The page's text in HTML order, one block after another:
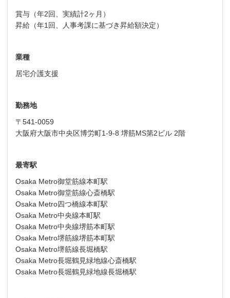
賞与（年2回、実績計2ヶ月）
昇給（年1回、人事考課に基づき昇給額決定）
業種
居宅介護支援
勤務地
〒541-0059
大阪府大阪市中央区博労町1-9-8 堺筋MS第2ビル 2階
最寄駅
Osaka Metro御堂筋線本町駅
Osaka Metro御堂筋線心斎橋駅
Osaka Metro四つ橋線本町駅
Osaka Metro中央線本町駅
Osaka Metro中央線堺筋本町駅
Osaka Metro堺筋線堺筋本町駅
Osaka Metro堺筋線長堀橋駅
Osaka Metro長堀鶴見緑地線心斎橋駅
Osaka Metro長堀鶴見緑地線長堀橋駅